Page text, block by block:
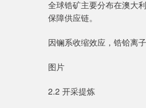
全球锆矿主要分布在澳大
保障供应链。
因镧系收缩效应，锆铪离
图片
2.2 开采提炼